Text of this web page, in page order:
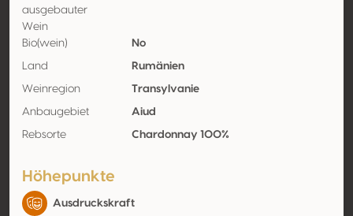
ausgebauter
Wein
Bio(wein) No
Land Rumänien
Weinregion Transylvanie
Anbaugebiet Aiud
Rebsorte Chardonnay 100%
Höhepunkte
Ausdruckskraft